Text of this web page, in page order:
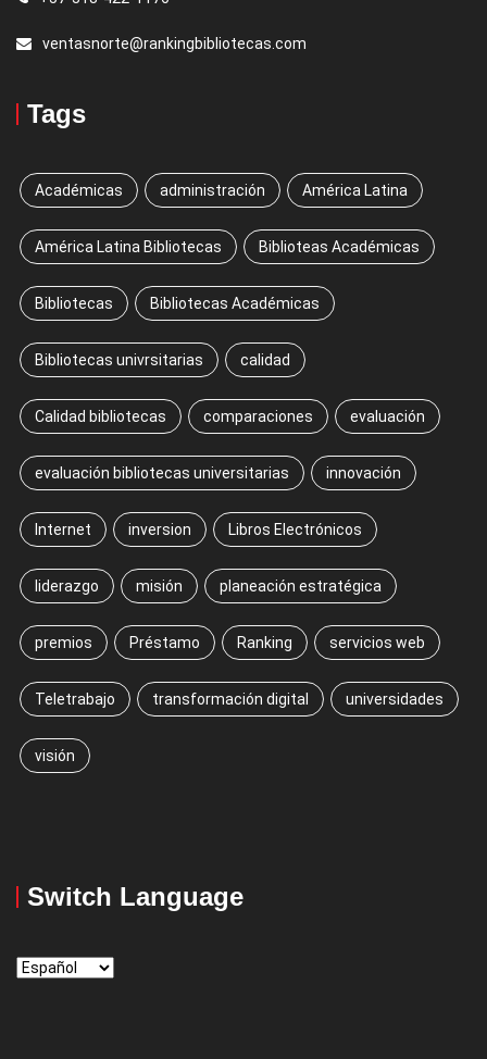
ventasnorte@rankingbibliotecas.com
Tags
Académicas administración América Latina
América Latina Bibliotecas Biblioteas Académicas
Bibliotecas Bibliotecas Académicas
Bibliotecas univrsitarias calidad
Calidad bibliotecas comparaciones evaluación
evaluación bibliotecas universitarias innovación
Internet inversion Libros Electrónicos
liderazgo misión planeación estratégica
premios Préstamo Ranking servicios web
Teletrabajo transformación digital universidades
visión
Switch Language
Switch